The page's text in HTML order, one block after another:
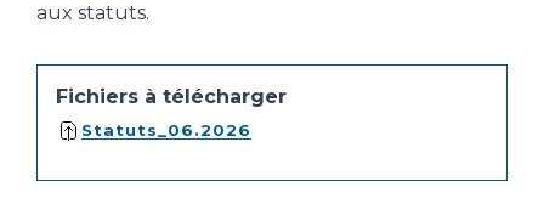
aux statuts.
Fichiers à télécharger
Statuts_06.2026